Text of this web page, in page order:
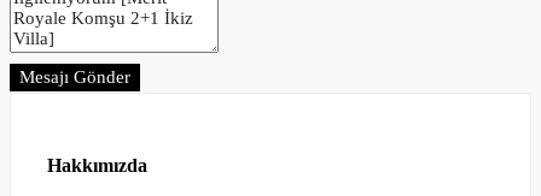
Mesajı Gönder
Hakkımızda